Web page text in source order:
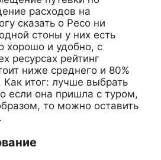
расходов на
сказать о Ресо ни
стоны у них есть
хорошо и удобно, с
ресурсах рейтинг
ниже среднего и 80%
Как итог: лучше выбрать
если она пришла с туром,
то можно оставить